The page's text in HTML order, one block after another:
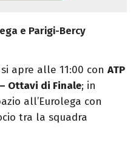
e Parigi-Bercy
apre alle 11:00 con ATP
Ottavi di Finale; in
all’Eurolega con
tra la squadra